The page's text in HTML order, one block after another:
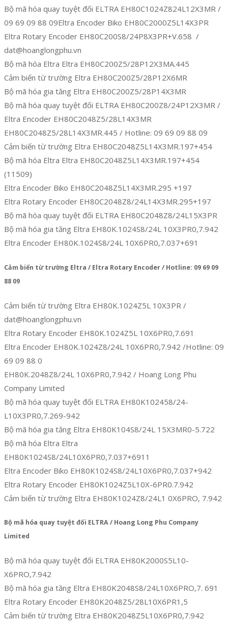
Bộ mã hóa quay tuyệt đối ELTRA EH80C1024Z824L12X3MR /
09 69 09 88 09Eltra Encoder Biko EH80C2000Z5L14X3PR
Eltra Rotary Encoder EH80C200S8/24P8X3PR+V.658 /
dat@hoanglongphu.vn
Bộ mã hóa Eltra Eltra EH80C200Z5/28P12X3MA.445
Cảm biến từ trường Eltra EH80C200Z5/28P12X6MR
Bộ mã hóa gia tăng Eltra EH80C200Z5/28P14X3MR
Bộ mã hóa quay tuyệt đối ELTRA EH80C200Z8/24P12X3MR /
Eltra Encoder EH80C2048Z5/28L14X3MR
EH80C2048Z5/28L14X3MR.445 / Hotline: 09 69 09 88 09
Cảm biến từ trường Eltra EH80C2048Z5L14X3MR.197+454
Bộ mã hóa Eltra Eltra EH80C2048Z5L14X3MR.197+454
(11509)
Eltra Encoder Biko EH80C2048Z5L14X3MR.295 +197
Eltra Rotary Encoder EH80C2048Z8/24L14X3MR.295+197
Bộ mã hóa quay tuyệt đối ELTRA EH80C2048Z8/24L15X3PR
Bộ mã hóa gia tăng Eltra EH80K.1024S8/24L 10X3PR0,7.942
Eltra Encoder EH80K.1024S8/24L 10X6PR0,7.037+691
Cảm biến từ trường Eltra / Eltra Rotary Encoder / Hotline: 09 69 09
88 09
Cảm biến từ trường Eltra EH80K.1024Z5L 10X3PR /
dat@hoanglongphu.vn
Eltra Rotary Encoder EH80K.1024Z5L 10X6PR0,7.691
Eltra Encoder EH80K.1024Z8/24L 10X6PR0,7.942 /Hotline: 09
69 09 88 0
EH80K.2048Z8/24L 10X6PR0,7.942 / Hoang Long Phu
Company Limited
Bộ mã hóa quay tuyệt đối ELTRA EH80K102458/24-
L10X3PR0,7.269-942
Bộ mã hóa gia tăng Eltra EH80K104S8/24L 15X3MR0-5.722
Bộ mã hóa Eltra Eltra
EH80K1024S8/24L10X6PR0,7.037+6911
Eltra Encoder Biko EH80K1024S8/24L10X6PR0,7.037+942
Eltra Rotary Encoder EH80K1024Z5L10X-6PR0.7.942
Cảm biến từ trường Eltra EH80K1024Z8/24L1 0X6PRO, 7.942
Bộ mã hóa quay tuyệt đối ELTRA / Hoang Long Phu Company
Limited
Bộ mã hóa quay tuyệt đối ELTRA EH80K2000S5L10-
X6PRO,7.942
Bộ mã hóa gia tăng Eltra EH80K2048S8/24L10X6PRO,7. 691
Eltra Rotary Encoder EH80K2048Z5/28L10X6PR1,5
Cảm biến từ trường Eltra EH80K2048Z5L10X6PR0,7.942